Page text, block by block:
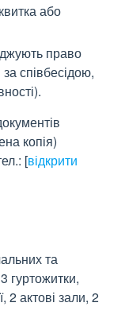
або
право
співбесідою,
копія)
[відкрити
та
гуртожитки,
2 актові зали, 2